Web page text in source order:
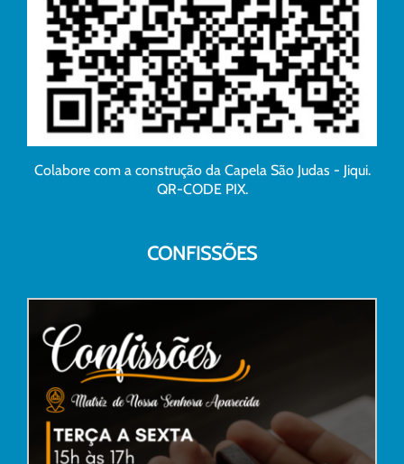
Colabore com a construção da Capela São Judas - Jiqui.
QR-CODE PIX.
CONFISSÕES